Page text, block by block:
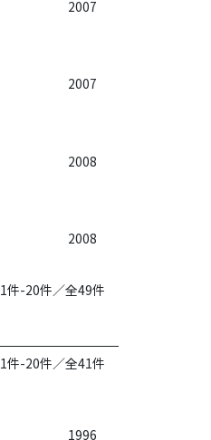
2007
2007
2008
2008
1件-20件／全49件
1件-20件／全41件
1996